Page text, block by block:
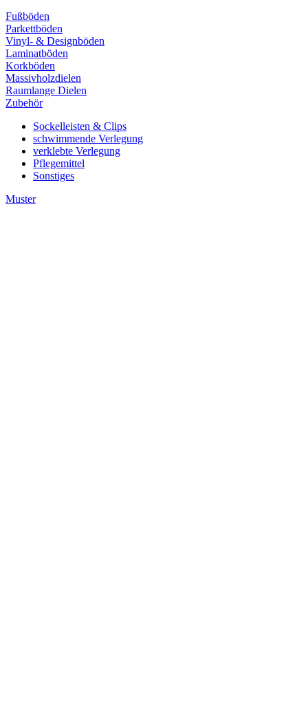
Fußböden
Parkettböden
Vinyl- & Designböden
Laminatböden
Korkböden
Massivholzdielen
Raumlange Dielen
Zubehör
Sockelleisten & Clips
schwimmende Verlegung
verklebte Verlegung
Pflegemittel
Sonstiges
Muster